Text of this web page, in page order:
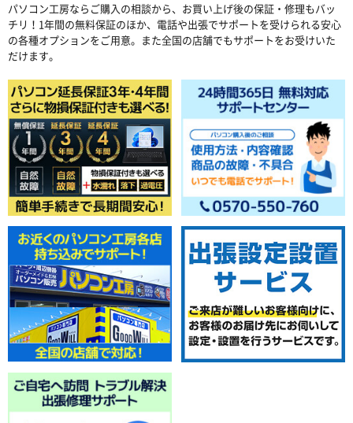
パソコン工房ならご購入の相談から、お買い上げ後の保証・修理もバッ
チリ！1年間の無料保証のほか、電話や出張でサポートを受けられる安心
の各種オプションをご用意。また全国の店舗でもサポートをお受けいた
だけます。